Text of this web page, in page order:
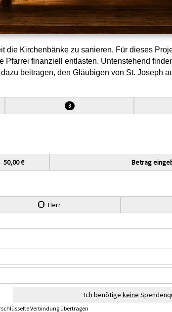
die Kirchenbänke zu sanieren. Für dieses
finanziell entlasten. Untenstehend
beitragen, den Gläubigen von St. Joseph